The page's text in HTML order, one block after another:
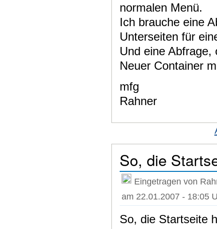
normalen Menü.
Ich brauche eine
Unterseiten für
Und eine Abfrage,
Neuer Container
mfg
Rahner
So, die
Eingetragen von
am 22.01.2007 - 18:05
So, die Startseite